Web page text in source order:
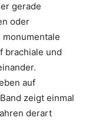
gerade
oder
brachiale und
auf
zeigt einmal
derart